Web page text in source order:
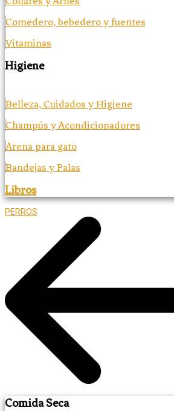
Comedero, bebedero y fuentes
Vitaminas
Higiene
Belleza, Cuidados y Higiene
Champús y Acondicionadores
Arena para gato
Bandejas y Palas
Libros
PERROS
Comida Seca